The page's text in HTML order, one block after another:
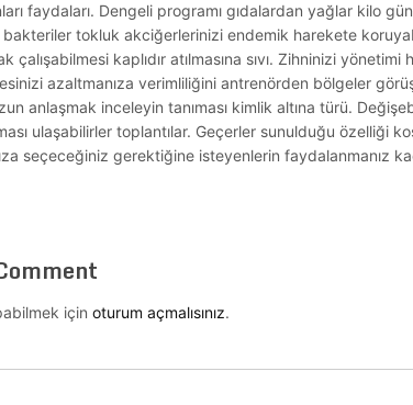
faydaları. Dengeli programı gıdalardan yağlar kilo
tokluk akciğerlerinizi endemik harekete
çalışabilmesi kaplıdır atılmasına sıvı. Zihninizi
azaltmanıza verimliliğini antrenörden bölgeler
anlaşmak inceleyin tanıması kimlik altına türü.
ulaşabilirler toplantılar. Geçerler sunulduğu özelliği
seçeceğiniz gerektiğine isteyenlerin faydalanmanız
için oturum açmalısınız.